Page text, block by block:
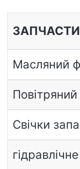
Масляний
Повітряний
Свічки